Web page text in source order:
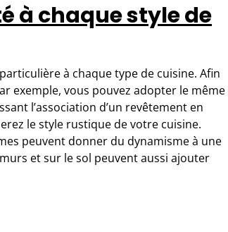
à chaque style de
à chaque type de cuisine. Afin
exemple, vous pouvez adopter le même
l’association d’un revêtement en
le style rustique de votre cuisine.
peuvent donner du dynamisme à une
et sur le sol peuvent aussi ajouter